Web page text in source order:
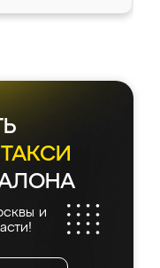
место без
осталась
как и ожидала.
и